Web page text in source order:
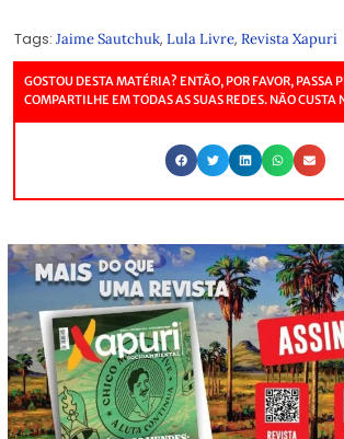
Tags: Jaime Sautchuk, Lula Livre, Revista Xapuri
GOSTOU DESTA MATÉRIA? ENTÃO, POR FAVOR, PASSA
COMPARTILHE EM TODAS AS SUAS REDES. NÃO CUSTA